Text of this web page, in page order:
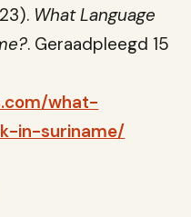
What Language
. Geraadpleegd 15
what-
in-suriname/